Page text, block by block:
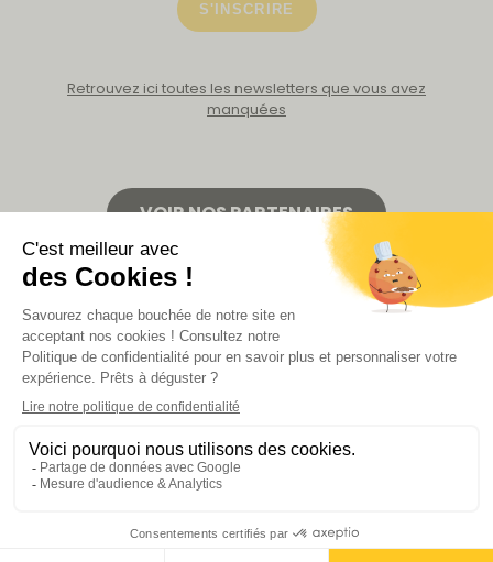
S'INSCRIRE
Retrouvez ici toutes les newsletters que vous avez
manquées
VOIR NOS PARTENAIRES
LA BOUTIQUE
Politique de confidentialité